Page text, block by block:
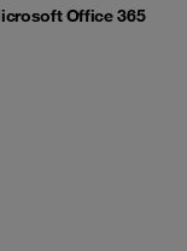
Office 365